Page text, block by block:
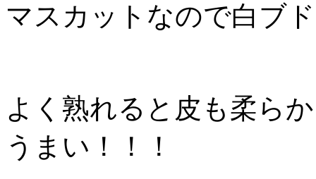
マスカットなので白ブ
よく熟れると皮も柔ら
うまい！！！